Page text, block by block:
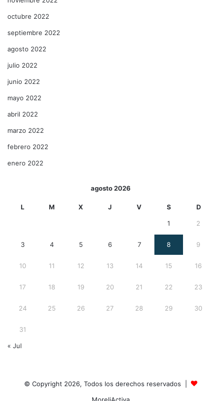
octubre 2022
septiembre 2022
agosto 2022
julio 2022
junio 2022
mayo 2022
abril 2022
marzo 2022
febrero 2022
enero 2022
agosto 2026
L M X J V S D
1 2
3 4 5 6 7 8 9
10 11 12 13 14 15 16
17 18 19 20 21 22 23
24 25 26 27 28 29 30
31
« Jul
© Copyright 2026, Todos los derechos reservados |
MoreliActiva